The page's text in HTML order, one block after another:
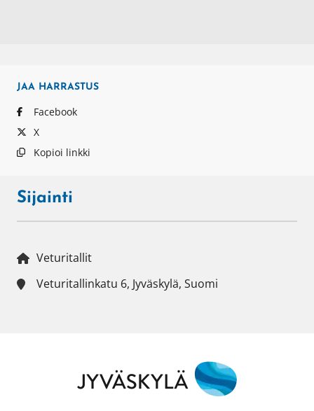
JAA HARRASTUS
Facebook
X
Kopioi linkki
Sijainti
Veturitallit
Veturitallinkatu 6, Jyväskylä, Suomi